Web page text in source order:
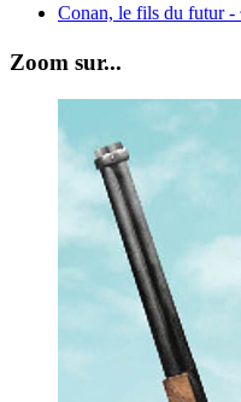
Conan, le fils du futur
Zoom sur...